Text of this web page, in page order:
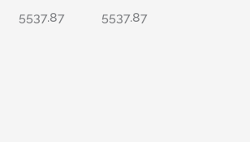
5537.87 5537.87